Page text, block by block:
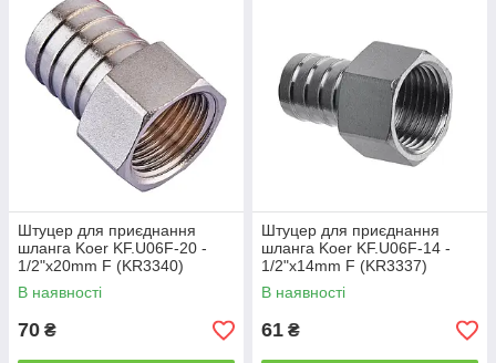
Штуцер для приєднання
шланга Koer KF.U06F-20 -
1/2"x20mm F (KR3340)
В наявності
70 ₴
Штуцер для приєднання
шланга Koer KF.U06F-14 -
1/2"x14mm F (KR3337)
В наявності
61 ₴